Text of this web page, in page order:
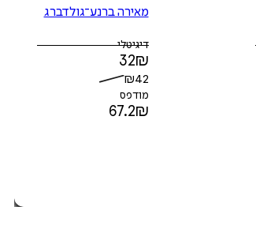
מאירה ברנע־גולדברג
דיגיטלי
32₪
₪42
מודפס
67.2₪